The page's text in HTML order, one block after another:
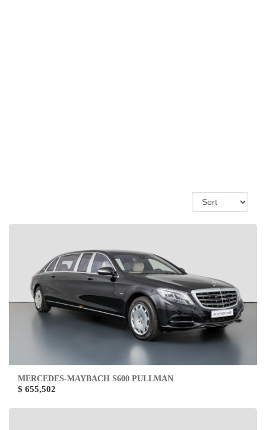
MERCEDES-MAYBACH S600 PULLMAN
$ 655,502